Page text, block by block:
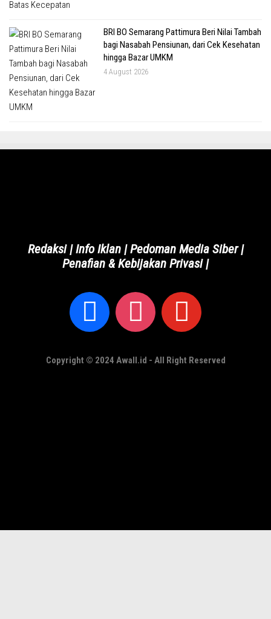
BRI BO Semarang Pattimura Beri Nilai Tambah
bagi Nasabah Pensiunan, dari Cek Kesehatan
hingga Bazar UMKM
4 August 2026
Redaksi|Info Iklan|Pedoman Media Siber|
Penafian & Kebijakan Privasi|
Copyright © 2024 Awall.id - All Right Reserved